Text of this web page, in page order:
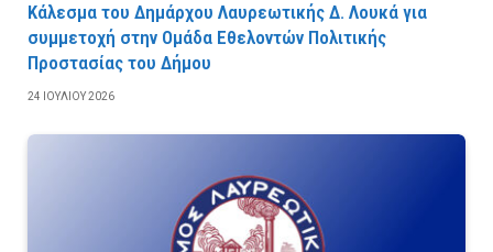
Κάλεσμα του Δημάρχου Λαυρεωτικής Δ. Λουκά για
συμμετοχή στην Ομάδα Εθελοντών Πολιτικής
Προστασίας του Δήμου
24 ΙΟΥΛΊΟΥ 2026